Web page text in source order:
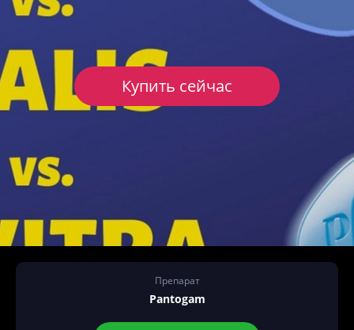
Препарат
Pantogam
Купить сейчас